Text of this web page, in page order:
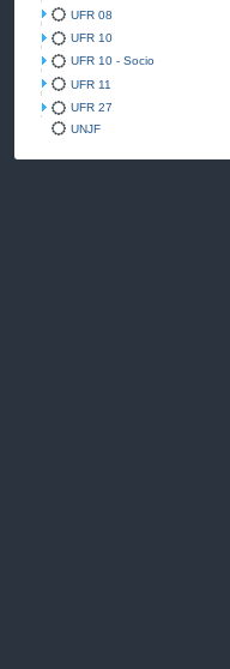
UFR 08
UFR 10
UFR 10 - Socio
UFR 11
UFR 27
UNJF